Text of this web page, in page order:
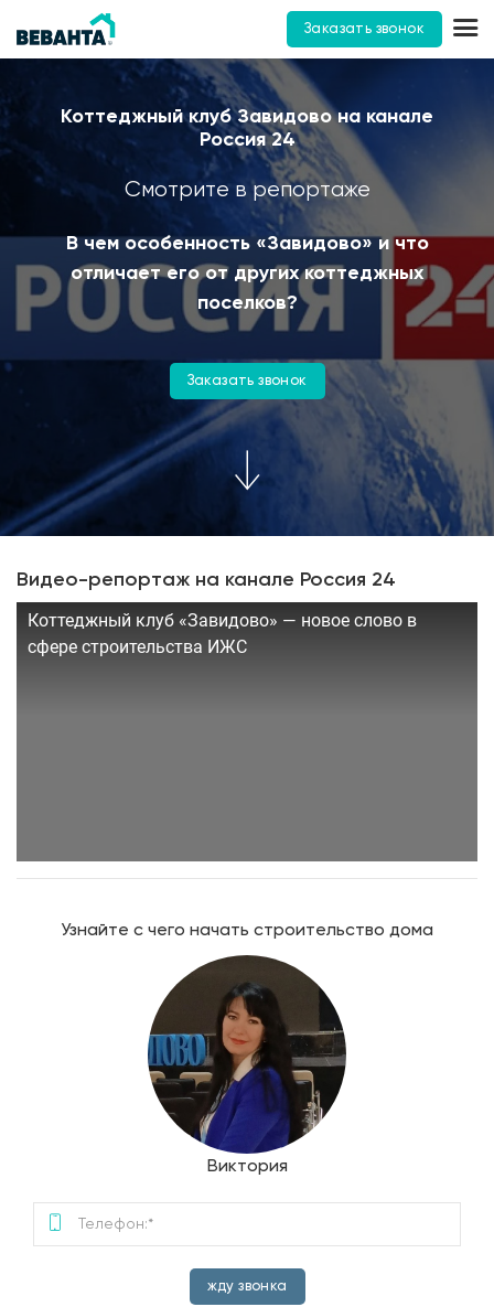
Заказать звонок
Коттеджный клуб Завидово на канале
Россия 24
Смотрите в репортаже
В чем особенность «Завидово» и что
отличает его от других коттеджных
поселков?
Заказать звонок
Видео-репортаж на канале Россия 24
Коттеджный клуб «Завидово» — новое слово в
сфере строительства ИЖС
Узнайте с чего начать строительство дома
Виктория
жду звонка